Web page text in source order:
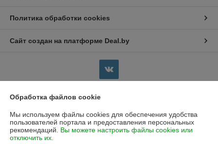
Политика обработки cookies
Сайт создан на платформе Deal.by
Индивидуальный предприниматель:Индивидуальный
предприниматель Щёголев Андрей Русланович
220085, РБ, г.Минск, ул.Плеханова, д.65, кв.54
Обработка файлов cookie
Мы используем файлы cookies для обеспечения удобства
пользователей портала и предоставления персональных
рекомендаций. Вы можете настроить файлы cookies или
отключить их.